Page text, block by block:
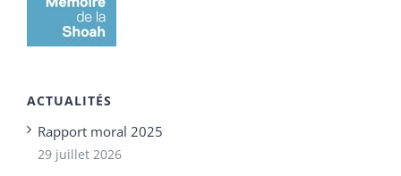
ACTUALITÉS
Rapport moral 2025
29 juillet 2026